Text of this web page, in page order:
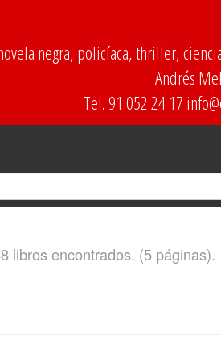
negra, policíaca, thriller,
Andrés
Tel. 91 052 24 17
libros encontrados. (5 páginas).